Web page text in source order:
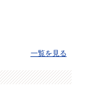
一覧を見る